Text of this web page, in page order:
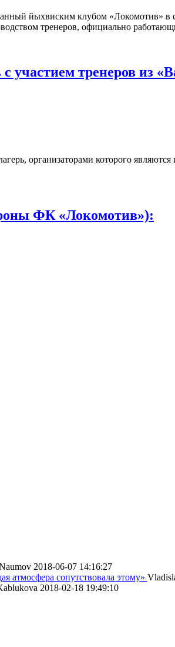
йыхвиским клубом «Локомотив» в
тренеров, официально
участием тренеров из
организаторами которого
ФК «Локомотив»):
2018-06-07 14:16:27
атмосфера сопутствовала этому»
2018-02-18 19:49:10